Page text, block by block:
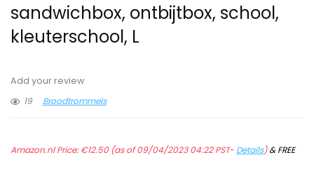
sandwichbox, ontbijtbox, school,
kleuterschool, L
Add your review
19
Broodtrommels
Amazon.nl Price:€12.50(as of 09/04/2023 04:22 PST- Details)&FREE